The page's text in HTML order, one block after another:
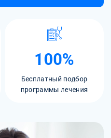
100%
Бесплатный подбор
программы лечения